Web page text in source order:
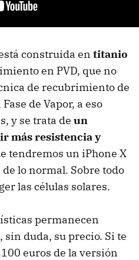
construida en titanio
en PVD, que no
de recubrimiento de
de Vapor, a eso
y se trata de un
más resistencia y
tendremos un iPhone X
lo normal. Sobre todo
las células solares.
permanecen
sin duda, su precio. Si te
euros de la versión